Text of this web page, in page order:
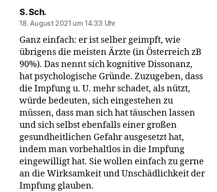
S. Sch.sagt:
18. August 2021 um 14:33 Uhr
Ganz einfach: er ist selber geimpft, wie
übrigens die meisten Ärzte (in Österreich zB
90%). Das nennt sich kognitive Dissonanz,
hat psychologische Gründe. Zuzugeben, dass
die Impfung u. U. mehr schadet, als nützt,
würde bedeuten, sich eingestehen zu
müssen, dass man sich hat täuschen lassen
und sich selbst ebenfalls einer großen
gesundheitlichen Gefahr ausgesetzt hat,
indem man vorbehaltlos in die Impfung
eingewilligt hat. Sie wollen einfach zu gerne
an die Wirksamkeit und Unschädlichkeit der
Impfung glauben.